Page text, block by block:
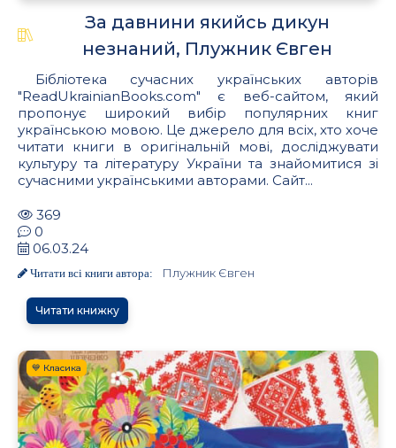
За давнини якийсь дикун
незнаний, Плужник Євген
Бібліотека сучасних українських авторів
"ReadUkrainianBooks.com" є веб-сайтом, який
пропонує широкий вибір популярних книг
українською мовою. Це джерело для всіх, хто хоче
читати книги в оригінальній мові, досліджувати
культуру та літературу України та знайомитися зі
сучасними українськими авторами. Сайт...
369
0
06.03.24
Читати всі книги автора: Плужник Євген
Читати книжку
💙 Класика